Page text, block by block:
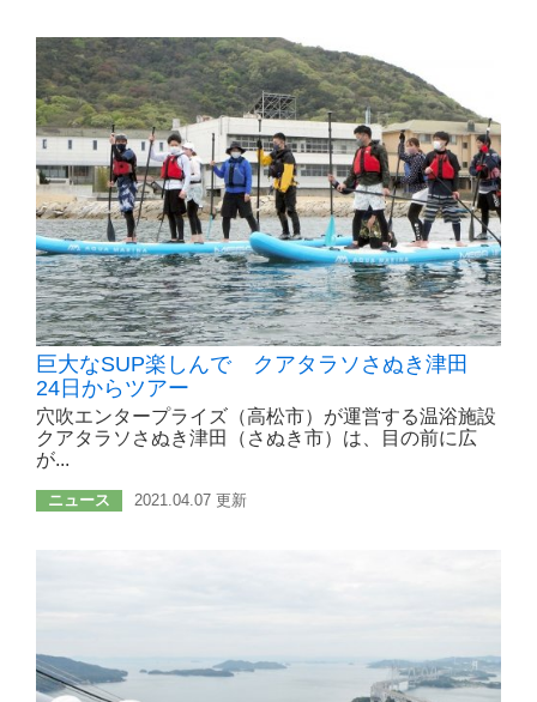
巨大なSUP楽しんで クアタラソさぬき津田
24日からツアー
穴吹エンタープライズ（高松市）が運営する温浴施設
クアタラソさぬき津田（さぬき市）は、目の前に広
が...
ニュース 2021.04.07 更新